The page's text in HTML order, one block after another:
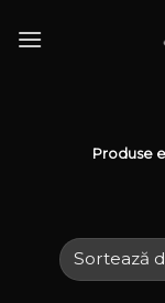
Produse